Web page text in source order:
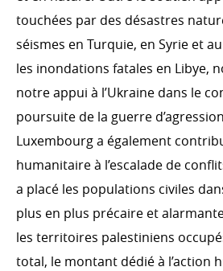
emergency.lu
PRIORITÉS TRANSVERSALES
Environnement et changement
Genre
Droits humains
touchées par des désastres
séismes en Turquie, en Syrie et
les inondations fatales en Libye,
notre appui à l’Ukraine dans le
poursuite de la guerre
Luxembourg a également
humanitaire à l’escalade de
a placé les populations civiles
plus en plus précaire et
les territoires palestiniens
total, le montant dédié à l’action